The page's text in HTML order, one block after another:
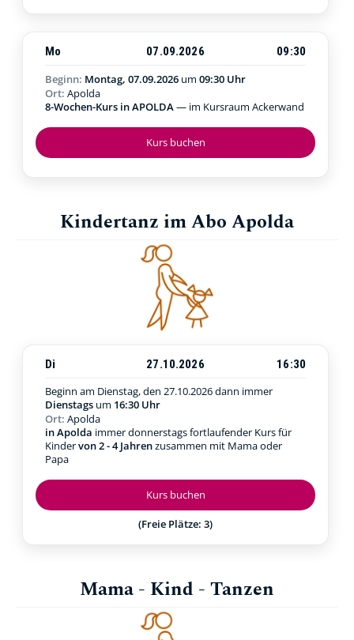
Kurs buchen
Mo 07.09.2026
09:30
Beginn: Montag, 07.09.2026 um 09:30 Uhr
Ort: Apolda
8-Wochen-Kurs in APOLDA— im Kursraum Ackerwand
Kindertanz im Abo Apolda
Kurs buchen
(Freie Plätze: 3)
Di 27.10.2026
16:30
Beginn am Dienstag, den 27.10.2026dann immer
Dienstags um 16:30 Uhr
Ort: Apolda
in Apolda immer donnerstags fortlaufender Kurs für
Kindervon 2 - 4 Jahrenzusammen mit Mama oder
Papa
Mama - Kind - Tanzen